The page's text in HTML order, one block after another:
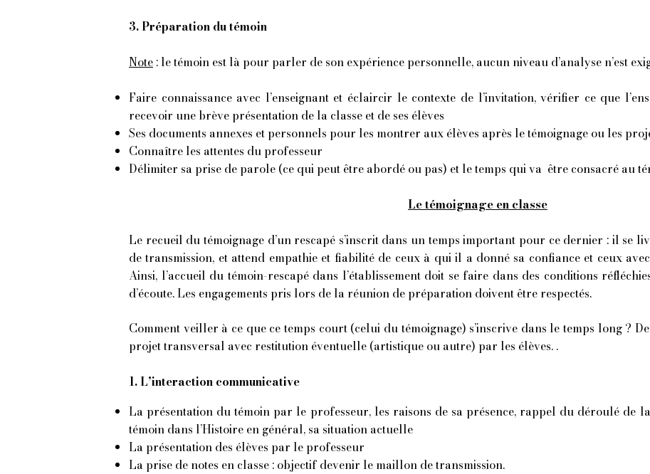
3. Préparation du témoin
Note : le témoin est là pour parler de son expérience personnelle, aucun niveau d’analyse n’est
Faire connaissance avec l’enseignant et éclaircir le contexte de l’invitation, vérifier ce que
recevoir une brève présentation de la classe et de ses élèves
Ses documents annexes et personnels pour les montrer aux élèves après le témoignage ou les
Connaître les attentes du professeur
Délimiter sa prise de parole (ce qui peut être abordé ou pas) etle temps qui va être consacré au
Le témoignage en classe
Le recueil du témoignage d’un rescapé s’inscrit dans un temps important pour ce dernier : il se
de transmission, et attend empathie et fiabilité de ceux à qui il a donné sa confiance et ceux
Ainsi, l’accueil du témoin-rescapé dans l’établissement doit se faire dans des conditions
d’écoute. Les engagements pris lors de la réunion de préparation doivent être respectés.
Comment veiller à ce que ce temps court (celui du témoignage) s’inscrive dans le temps long ?
projet transversal avec restitution éventuelle (artistique ou autre) par les élèves. .
1. L’interaction communicative
La présentation du témoin par le professeur, les raisons de sa présence, rappel du déroulé de
témoin dans l’Histoire en général, sa situation actuelle
La présentation des élèves par le professeur
La prise de notes en classe : objectif devenir le maillon de transmission.